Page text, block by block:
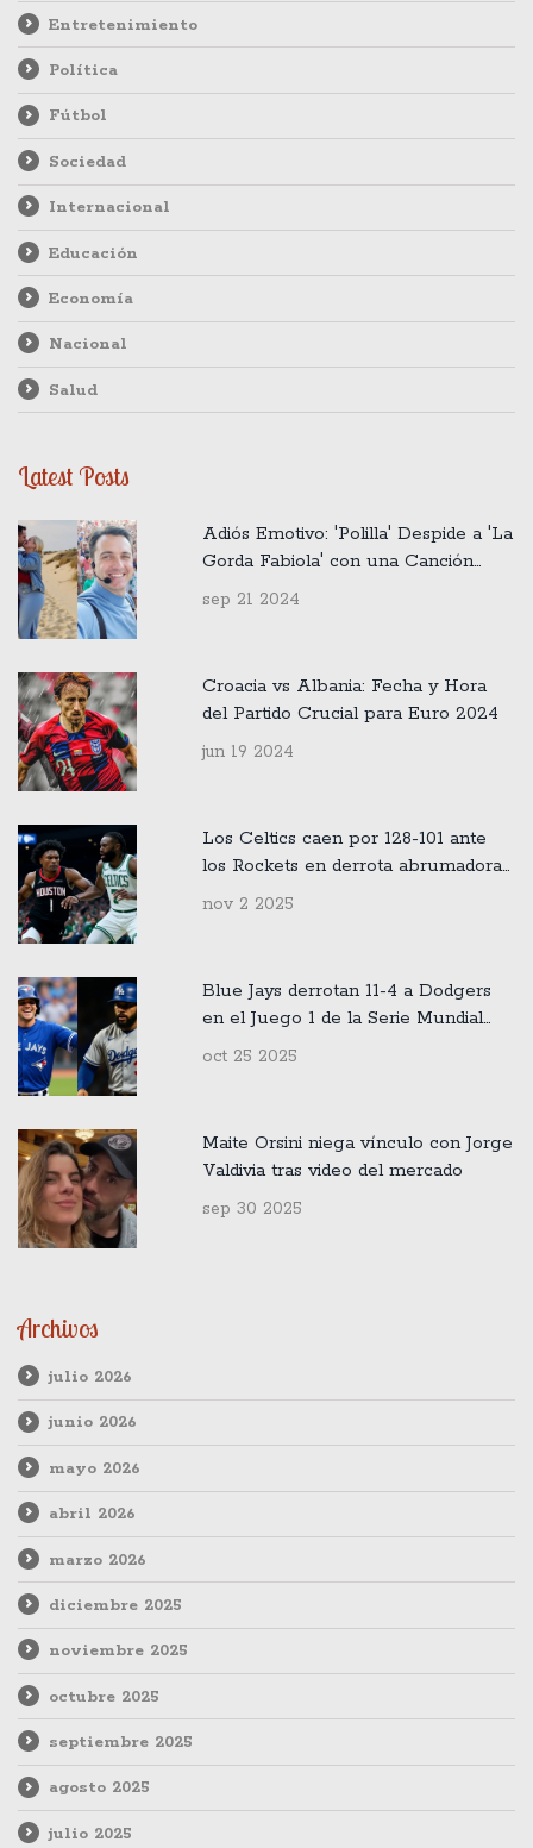
Entretenimiento
Política
Fútbol
Sociedad
Internacional
Educación
Economía
Nacional
Salud
Latest Posts
Adiós Emotivo: 'Polilla' Despide a 'La
Gorda Fabiola' con una Canción
Especial
sep 21 2024
Croacia vs Albania: Fecha y Hora
del Partido Crucial para Euro 2024
jun 19 2024
Los Celtics caen por 128-101 ante
los Rockets en derrota abrumadora
en casa
nov 2 2025
Blue Jays derrotan 11-4 a Dodgers
en el Juego 1 de la Serie Mundial
2025
oct 25 2025
Maite Orsini niega vínculo con Jorge
Valdivia tras video del mercado
sep 30 2025
Archivos
julio 2026
junio 2026
mayo 2026
abril 2026
marzo 2026
diciembre 2025
noviembre 2025
octubre 2025
septiembre 2025
agosto 2025
julio 2025